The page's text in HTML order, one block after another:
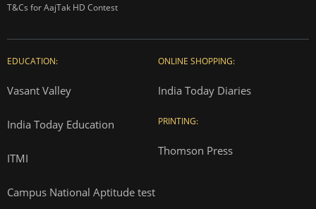
T&Cs for AajTak HD Contest
EDUCATION:
Vasant Valley
India Today Education
ITMI
Campus National Aptitude test
ONLINE SHOPPING:
India Today Diaries
PRINTING:
Thomson Press